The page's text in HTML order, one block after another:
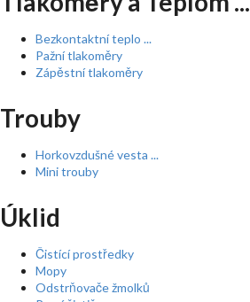
Bezkontaktní teplo ...
Pažní tlakoměry
Zápěstní tlakoměry
Trouby
Horkovzdušné vesta ...
Mini trouby
Úklid
Čistící prostředky
Mopy
Odstrňovače žmolků